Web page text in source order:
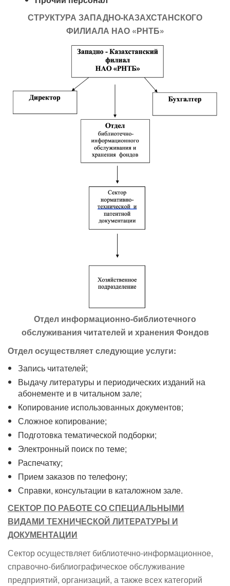
СТРУКТУРА ЗАПАДНО-КАЗАХСТАНСКОГО
ФИЛИАЛА НАО «РНТБ»
Отдел информационно-библиотечного
обслуживания читателей и хранения Фондов
Отдел осуществляет следующие услуги:
Запись читателей;
Выдачу литературы и периодических изданий на
абонементе и в читальном зале;
Копирование использованных документов;
Сложное копирование;
Подготовка тематической подборки;
Электронный поиск по теме;
Распечатку;
Прием заказов по телефону;
Справки, консультации в каталожном зале.
СЕКТОР ПО РАБОТЕ СО СПЕЦИАЛЬНЫМИ
ВИДАМИ ТЕХНИЧЕСКОЙ ЛИТЕРАТУРЫ И
ДОКУМЕНТАЦИИ
Сектор осуществляет библиотечно-информационное,
справочно-библиографическое обслуживание
предприятий, организаций, а также всех категорий